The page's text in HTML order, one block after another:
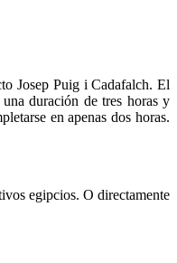
Josep Puig i Cadafalch. El
duración de tres horas y
en apenas dos horas.
egipcios. O directamente